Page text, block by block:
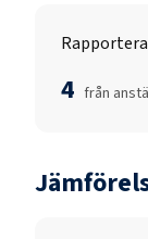
4 från